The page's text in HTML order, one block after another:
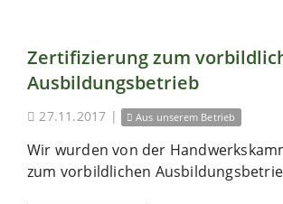
Zertifizierung zum
Ausbildungsbetrieb
27.11.2017 | Aus unserem Betrieb
Wir wurden von der
zum vorbildlichen